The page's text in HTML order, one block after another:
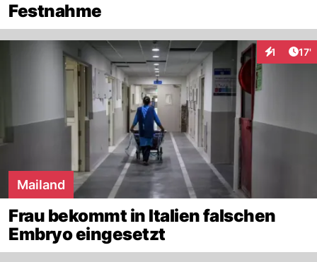
Festnahme
1 17'
Mailand
Frau bekommt in Italien falschen
Embryo eingesetzt